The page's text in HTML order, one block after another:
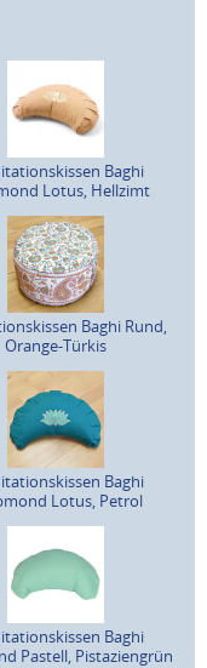
Baghi
Lotus, Hellzimt
Baghi Rund,
Orange-Türkis
Baghi
Lotus, Petrol
Baghi
Pastell, Pistaziengrün